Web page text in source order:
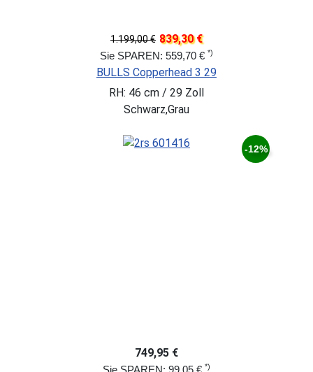
1.199,00 € 839,30 €
Sie SPAREN: 559,70 € *)
BULLS Copperhead 3 29
RH: 46 cm / 29 Zoll
Schwarz,Grau
-12%
749,95 €
Sie SPAREN: 99,05 € *)